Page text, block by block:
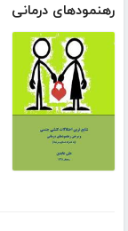
رهنمودهای درمانی